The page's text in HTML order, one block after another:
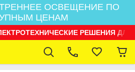
ОСВЕЩЕНИЕ ПО
ЦЕНАМ
РЕШЕНИЯ